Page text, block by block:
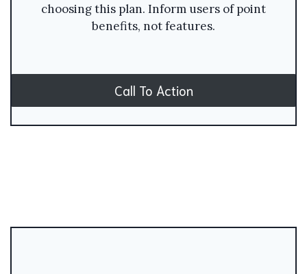
choosing this plan. Inform users of point
benefits, not features.
Call To Action